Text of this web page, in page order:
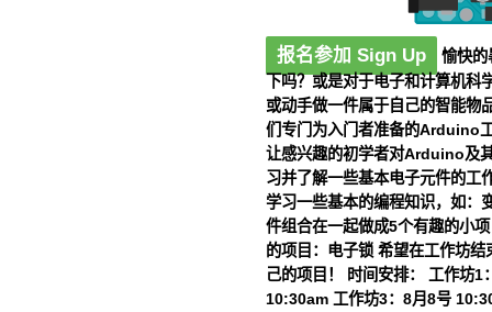
报名参加 Sign Up
愉快的
下吗？或是对于电子和计算机
或动手做一件属于自己的智能物
们专门为入门者准备的Arduino
让感兴趣的初学者对Arduino及
习并了解一些基本电子元件的工
学习一些基本的编程知识，如：
件组合在一起做成5个有趣的小
的项目：电子锁 希望在工作坊
己的项目！
时间安排：
工作坊1
10:30am 工作坊3：8月8号